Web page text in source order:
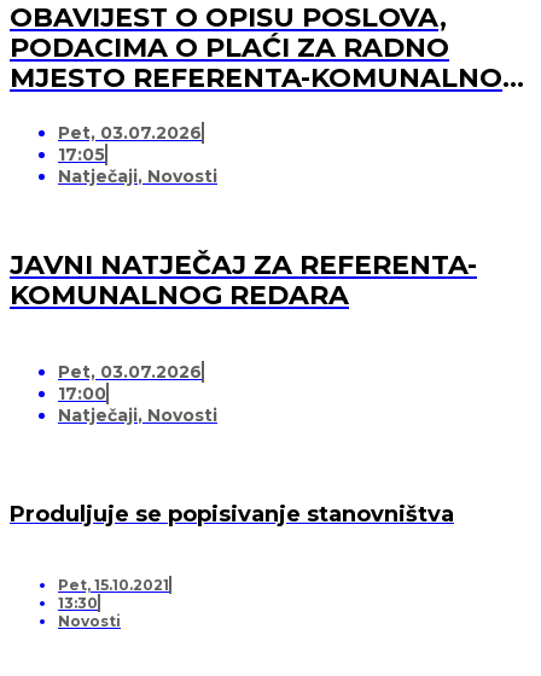
OBAVIJEST O OPISU POSLOVA,
PODACIMA O PLAĆI ZA RADNO
MJESTO REFERENTA-KOMUNALNOG
Pet, 03.07.2026
17:05
Natječaji, Novosti
JAVNI NATJEČAJ ZA REFERENTA-
KOMUNALNOG REDARA
Pet, 03.07.2026
17:00
Natječaji, Novosti
Produljuje se popisivanje stanovništva
Pet, 15.10.2021
13:30
Novosti